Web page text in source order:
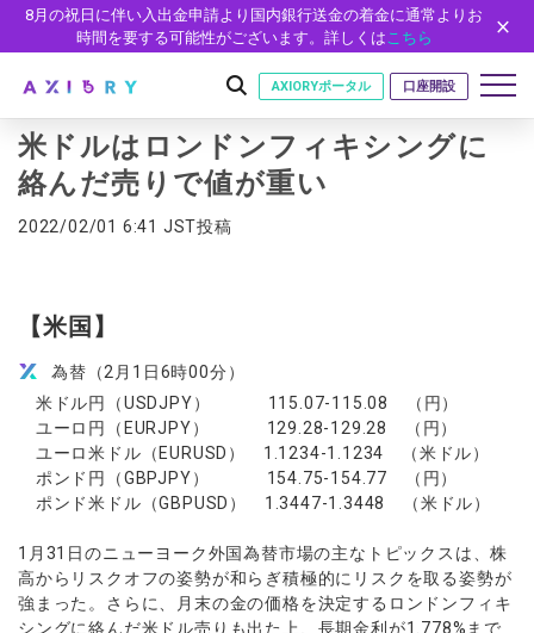
8月の祝日に伴い入出金申請より国内銀行送金の着金に通常よりお
時間を要する可能性がございます。詳しくはこちら
はじめに
安全性
取引商品
現物株式
ETF
株式CFD
株価指数CFD
貴金属CFD
ソフトコモディティCFD
NEW
取引条件
ゼロカットとロスカット
スワップとロールオーバー
入出金方法
レバレッジ
取引時間
取引計算シミュレーター
口座
口座の種類
口座タイプ
法人のお客様
ゼロ口座
NEW
デモ口座
ウォレット口座
口座開設
口座開設フォーム
必要書類
開設方法
プラットフォーム
プラットフォーム
MT5
MT4
AXIORYアプリ
AXIORYポータル
ツール
MT4/MT5 ヒストリカルデータ
EA(エキスパートアドバイザー)
日本時間表示インジケータ
ストライク インジケータ
MQLシグナル
NEW
パートナー
パートナーシップ・プログラム
イントロデュース・パートナープログラム（IP）
ニュース
ニュースリリース
お知らせ
マーケットニュース
コーポレートニュース
会社概要
企業情報
会社概要
役員紹介
English
AXIORYポータル 口座開設
米ドルはロンドンフィキシングに
絡んだ売りで値が重い
2022/02/01 6:41 JST投稿
【米国】
為替（2月1日6時00分）
米ドル円（USDJPY） 115.07-115.08 （円）
ユーロ円（EURJPY） 129.28-129.28 （円）
ユーロ米ドル（EURUSD） 1.1234-1.1234 （米ドル）
ポンド円（GBPJPY） 154.75-154.77 （円）
ポンド米ドル（GBPUSD） 1.3447-1.3448 （米ドル）
1月31日のニューヨーク外国為替市場の主なトピックスは、株
高からリスクオフの姿勢が和らぎ積極的にリスクを取る姿勢が
強まった。さらに、月末の金の価格を決定するロンドンフィキ
シングに絡んだ米ドル売りも出た上、長期金利が1.778%まで